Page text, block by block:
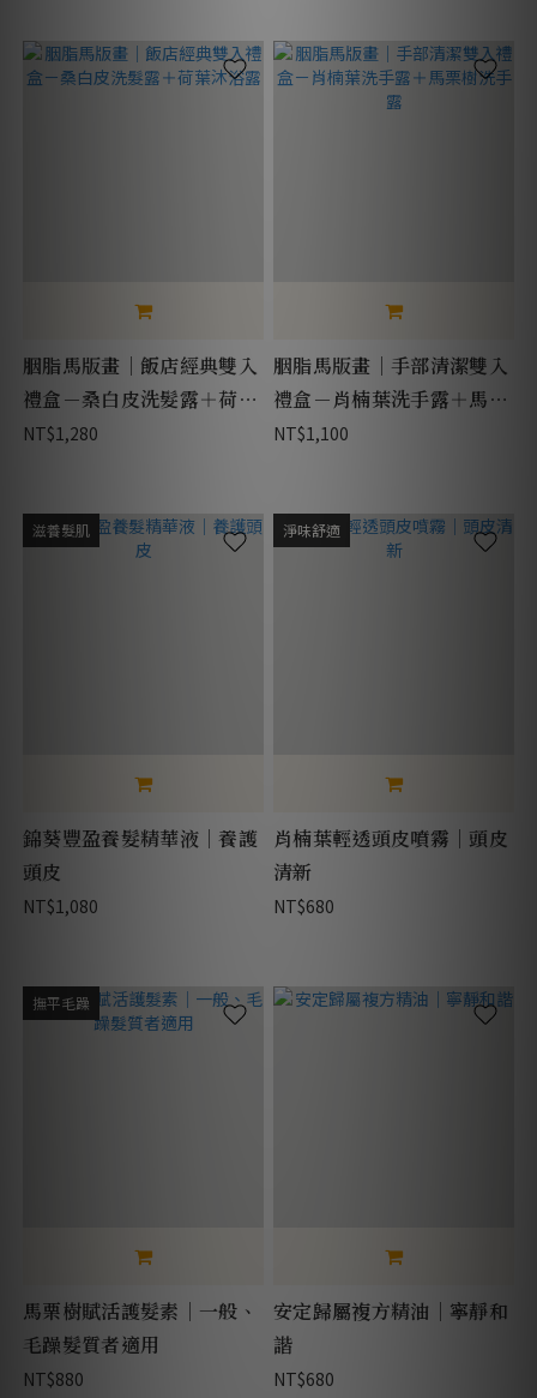
胭脂馬版畫｜飯店經典雙入
禮盒－桑白皮洗髮露＋荷葉
沐浴露
NT$1,280
胭脂馬版畫｜手部清潔雙入
禮盒－肖楠葉洗手露＋馬栗
樹洗手露
NT$1,100
滋養髮肌
錦葵豐盈養髮精華液｜養護
頭皮
NT$1,080
淨味舒適
肖楠葉輕透頭皮噴霧｜頭皮
清新
NT$680
撫平毛躁
馬栗樹賦活護髮素｜一般、
毛躁髮質者適用
NT$880
安定歸屬複方精油｜寧靜和
諧
NT$680